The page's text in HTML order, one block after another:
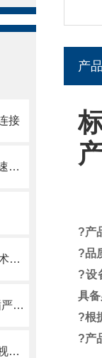
接
太阳光模拟器之汽车材料实验室加速暴露
单对以太网SPE连接器航空插头技术手册
M5航空插头的设计和制造需要遵循严格的标准和规范
手机中框外观缺陷、轮廓尺寸机器视觉和条码解决方案
产
?产
?品
?设
具
?根
?产